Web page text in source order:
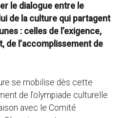
le dialogue entre le
de la culture qui partagent
: celles de l’exigence,
de l’accomplissement de
se mobilise dès cette
de l’olympiade culturelle
avec le Comité